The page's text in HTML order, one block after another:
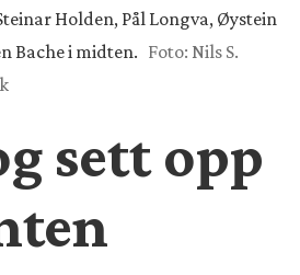
Holden, Pål Longva, Øystein
Bache i midten. Foto: Nils S.
sett opp